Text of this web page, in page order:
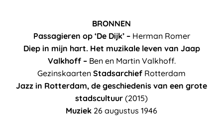
BRONNEN
Passagieren op ‘De Dijk’ – Herman Romer
Diep in mijn hart. Het muzikale leven van Jaap
Valkhoff – Ben en Martin Valkhoff.
Gezinskaarten Stadsarchief Rotterdam
Jazz in Rotterdam, de geschiedenis van een grote
stadscultuur (2015)
Muziek 26 augustus 1946